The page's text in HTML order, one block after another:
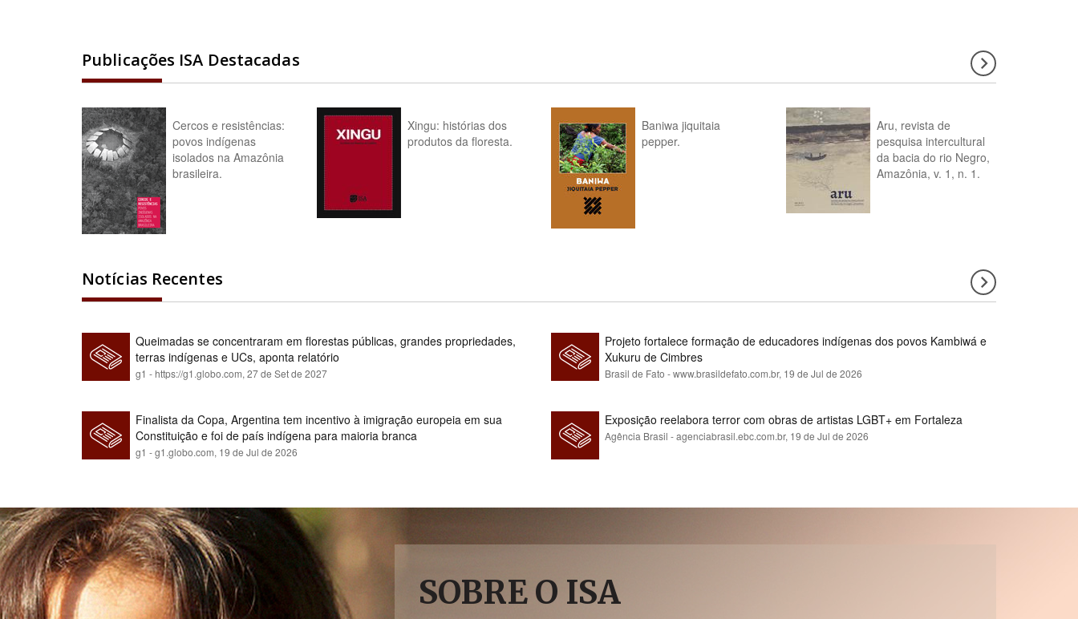
Publicações ISA Destacadas
Cercos e resistências:
povos indígenas
isolados na Amazônia
brasileira.
Xingu: histórias dos
produtos da floresta.
Baniwa jiquitaia
pepper.
Aru, revista de
pesquisa intercultural
da bacia do rio Negro,
Amazônia, v. 1, n. 1.
Notícias Recentes
Queimadas se concentraram em florestas públicas, grandes propriedades,
terras indígenas e UCs, aponta relatório
g1 - https://g1.globo.com, 27 de Set de 2027
Projeto fortalece formação de educadores indígenas dos povos Kambiwá e
Xukuru de Cimbres
Brasil de Fato - www.brasildefato.com.br, 19 de Jul de 2026
Finalista da Copa, Argentina tem incentivo à imigração europeia em sua
Constituição e foi de país indígena para maioria branca
g1 - g1.globo.com, 19 de Jul de 2026
Exposição reelabora terror com obras de artistas LGBT+ em Fortaleza
Agência Brasil - agenciabrasil.ebc.com.br, 19 de Jul de 2026
SOBRE O ISA